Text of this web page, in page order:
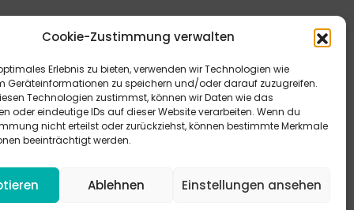
Cookie-Zustimmung verwalten
Erlebnis zu bieten, verwenden wir Technologien wie
Geräteinformationen zu speichern und/oder darauf zuzugreifen.
Technologien zustimmst, können wir Daten wie das
oder eindeutige IDs auf dieser Website verarbeiten. Wenn du
nicht erteilst oder zurückziehst, können bestimmte Merkmale
beeinträchtigt werden.
Ablehnen Einstellungen ansehen
Antworten bieten dir unsere FAQ.
mal auf Instagram vorbei.